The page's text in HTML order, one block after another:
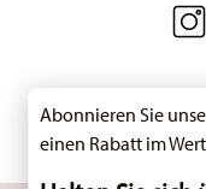
Abonnieren Sie
einen Rabatt im